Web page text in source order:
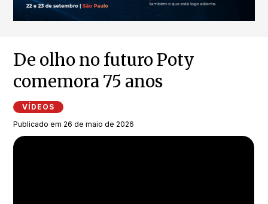
De olho no futuro Poty
comemora 75 anos
VÍDEOS
Publicado em 26 de maio de 2026